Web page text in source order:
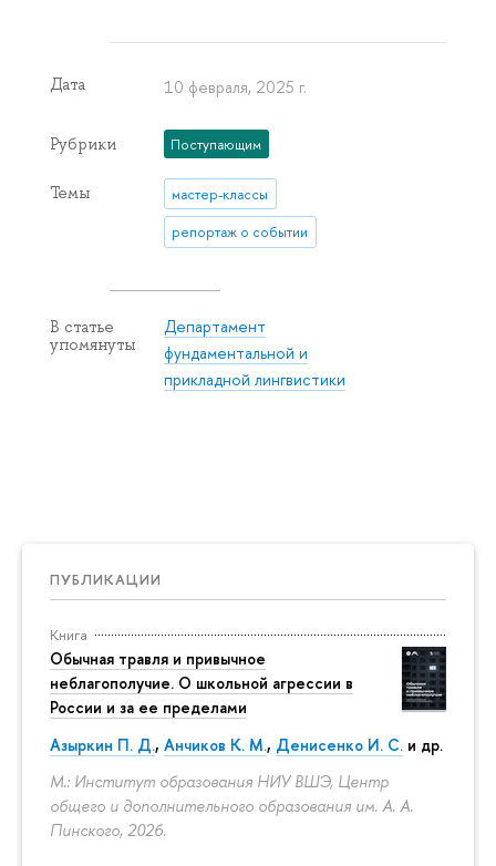
ПУБЛИКАЦИИ
Книга
Обычная травля и привычное
неблагополучие. О школьной агрессии в
России и за ее пределами
Азыркин П. Д., Анчиков К. М., Денисенко И. С. и др.
М.: Институт образования НИУ ВШЭ, Центр
общего и дополнительного образования им. А. А.
Пинского, 2026.
Дата 10 февраля, 2025 г.
Рубрики Поступающим
Темы мастер-классы
репортаж о событии
В статье
упомянуты
Департамент
фундаментальной и
прикладной лингвистики